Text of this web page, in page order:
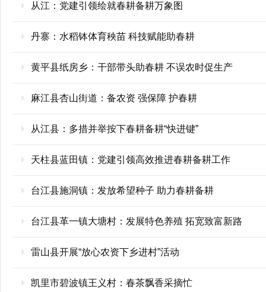
从江：党建引领绘就春耕备耕万象图
丹寨：水稻钵体育秧苗 科技赋能助春耕
黄平县纸房乡：干部带头助春耕 不误农时促生产
麻江县杏山街道：备农资 强保障 护春耕
从江县：多措并举按下春耕备耕“快进键”
天柱县蓝田镇：党建引领高效推进春耕备耕工作
台江县施洞镇：发放希望种子 助力春耕备耕
台江县革一镇大塘村：发展特色养殖 拓宽致富新路
雷山县开展“放心农资下乡进村”活动
凯里市碧波镇王义村：春茶飘香采摘忙